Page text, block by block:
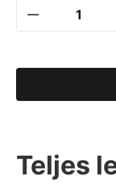
Teljes